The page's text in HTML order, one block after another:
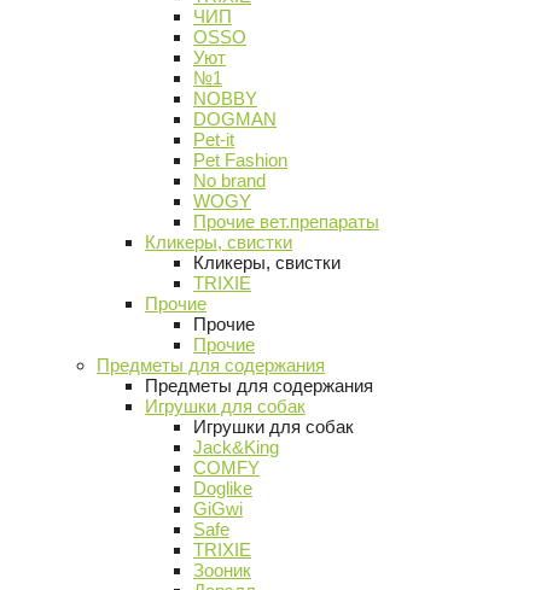
ЧИП
OSSO
Уют
№1
NOBBY
DOGMAN
Pet-it
Pet Fashion
No brand
WOGY
Прочие вет.препараты
Кликеры, свистки
Кликеры, свистки
TRIXIE
Прочие
Прочие
Прочие
Предметы для содержания
Предметы для содержания
Игрушки для собак
Игрушки для собак
Jack&King
COMFY
Doglike
GiGwi
Safe
TRIXIE
Зооник